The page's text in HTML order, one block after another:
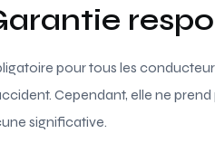
pour tous les
Cependant, elle ne
significative.